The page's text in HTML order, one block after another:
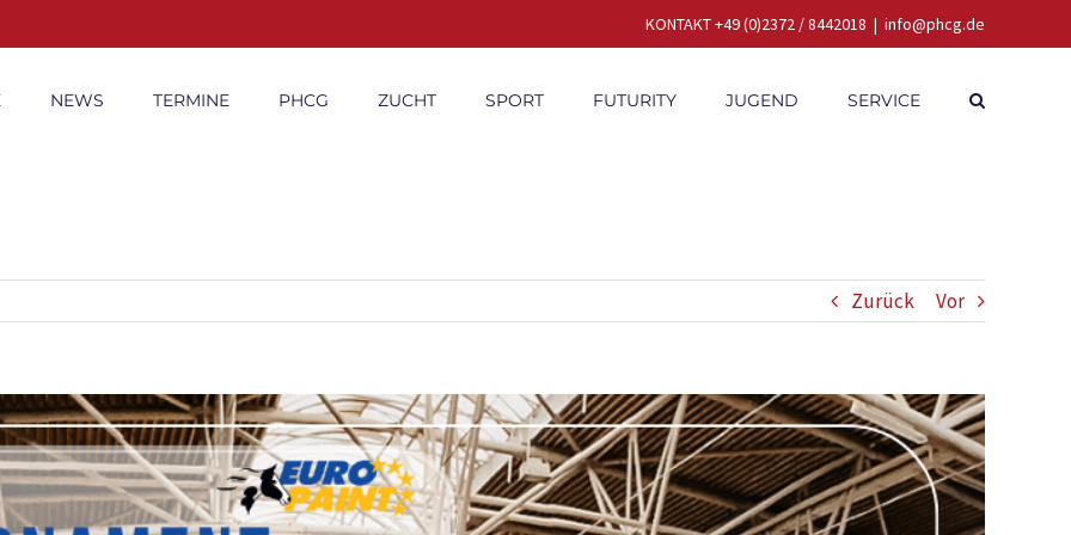
KONTAKT +49 (0)2372 / 8442018 | info@phcg.de
NEWS TERMINE PHCG ZUCHT SPORT FUTURITY JUGEND SERVICE
Zurück Vor